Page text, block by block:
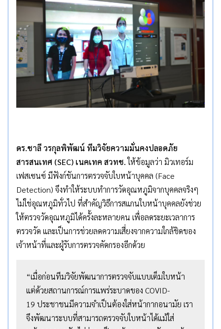
ดร.ชาลี วรกุลพิพัฒน์ ทีมวิจัยความมั่นคงปลอดภัย
สารสนเทศ (SEC) เนคเทค สวทช.ให้ข้อมูลว่า มิวเทอร์ม
เฟสเซนซ์ มีฟังก์ชันการตรวจจับใบหน้าบุคคล (Face
Detection) จึงทำให้ระบบทำการวัดอุณหภูมิจากบุคคลจริงๆ
ไม่ใช่อุณหภูมิทั่วไป ที่สำคัญวิธีการสแกนใบหน้าบุคคลยังช่วย
ให้ตรวจวัดอุณหภูมิได้ครั้งละหลายคน เพื่อลดระยะเวลาการ
ตรวจวัด และเป็นการช่วยลดความเสี่ยงจากความใกล้ชิดของ
เจ้าหน้าที่และผู้รับการตรวจคัดกรองอีกด้วย
“เมื่อก่อนทีมวิจัยพัฒนาการตรวจจับแบบเต็มใบหน้า
แต่ด้วยสถานการณ์การแพร่ระบาดของ COVID-
19 ประชาชนมีความจำเป็นต้องใส่หน้ากากอนามัย เรา
จึงพัฒนาระบบที่สามารถตรวจจับใบหน้าได้แม้ใส่